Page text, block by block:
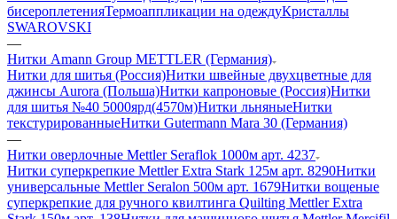
бисероплетенияТермоаппликации на одеждуКристаллы
SWAROVSKI
—
Нитки Amann Group METTLER (Германия)
Нитки для шитья (Россия)Нитки швейные двухцветные для
джинсы Aurora (Польша)Нитки капроновые (Россия)Нитки
для шитья №40 5000ярд(4570м)Нитки льняныеНитки
текстурированныеНитки Gutermann Mara 30 (Германия)
—
Нитки оверлочные Mettler Seraflok 1000м арт. 4237
Нитки суперкрепкие Mettler Extra Stark 125м арт. 8290Нитки
универсальные Mettler Seralon 500м арт. 1679Нитки вощеные
суперкрепкие для ручного квилтинга Quilting Mettler Extra